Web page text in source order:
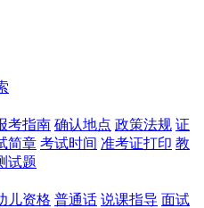
考指南 确认地点 政策法规 证
简章 考试时间 准考证打印 教
试题
儿资格 普通话 说课指导 面试